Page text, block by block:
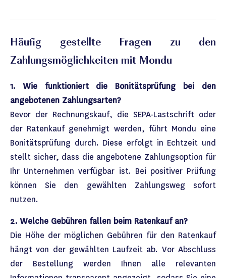
Häufig gestellte Fragen zu den
Zahlungsmöglichkeiten mit Mondu
1. Wie funktioniert die Bonitätsprüfung bei den
angebotenen Zahlungsarten?
Bevor der Rechnungskauf, die SEPA-Lastschrift oder
der Ratenkauf genehmigt werden, führt Mondu eine
Bonitätsprüfung durch. Diese erfolgt in Echtzeit und
stellt sicher, dass die angebotene Zahlungsoption für
Ihr Unternehmen verfügbar ist. Bei positiver Prüfung
können Sie den gewählten Zahlungsweg sofort
nutzen.
2. Welche Gebühren fallen beim Ratenkauf an?
Die Höhe der möglichen Gebühren für den Ratenkauf
hängt von der gewählten Laufzeit ab. Vor Abschluss
der Bestellung werden Ihnen alle relevanten